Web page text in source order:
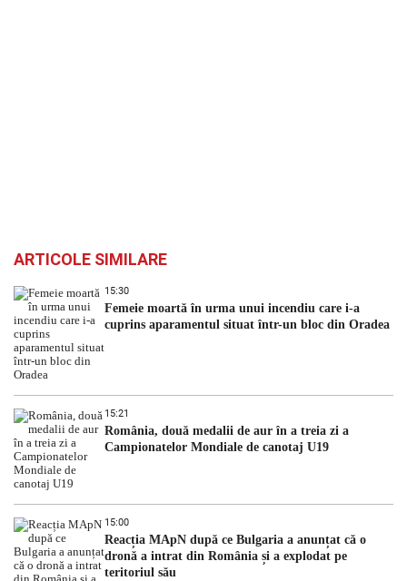
ARTICOLE SIMILARE
15:30
Femeie moartă în urma unui incendiu care i-a
cuprins aparamentul situat într-un bloc din Oradea
15:21
România, două medalii de aur în a treia zi a
Campionatelor Mondiale de canotaj U19
15:00
Reacția MApN după ce Bulgaria a anunțat că o
dronă a intrat din România și a explodat pe
teritoriul său